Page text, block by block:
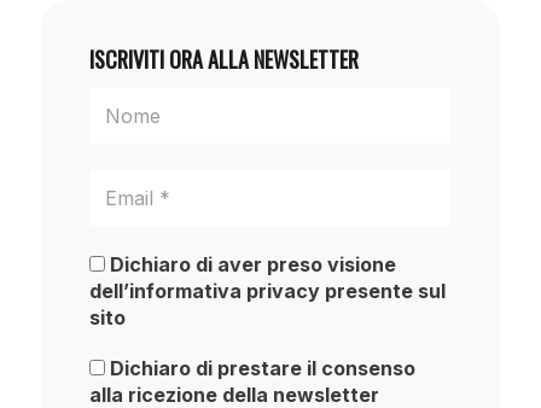
ISCRIVITI ORA ALLA NEWSLETTER
Dichiaro di aver preso visione
dell’informativa privacy presente sul
sito
Dichiaro di prestare il consenso
alla ricezione della newsletter